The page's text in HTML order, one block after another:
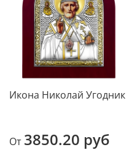
Икона Николай Угодник
От 3850.20 руб